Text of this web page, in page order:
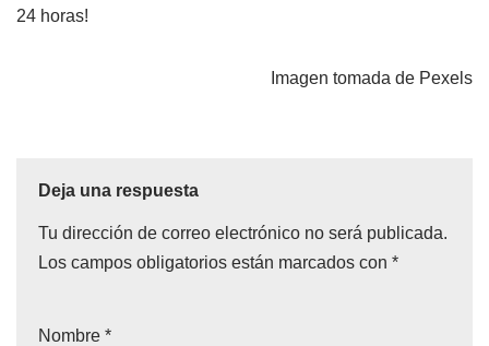
24 horas!
Imagen tomada de Pexels
Deja una respuesta
Tu dirección de correo electrónico no será publicada.
Los campos obligatorios están marcados con *
Nombre *